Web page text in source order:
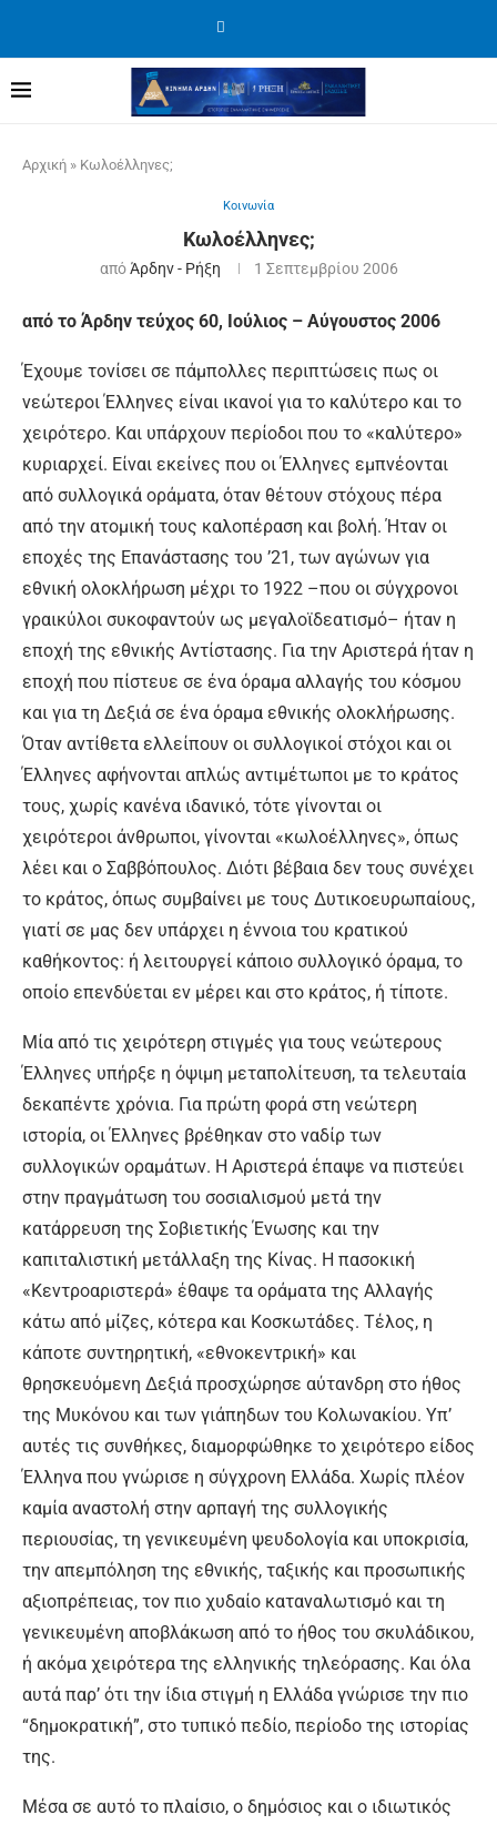
Αρχική » Κωλοέλληνες;
Κοινωνία
Κωλοέλληνες;
απόΆρδην - Ρήξη 1 Σεπτεμβρίου 2006
από το Άρδην τεύχος 60, Ιούλιος – Αύγουστος 2006
Έχουμε τονίσει σε πάμπολλες περιπτώσεις πως οι
νεώτεροι Έλληνες είναι ικανοί για το καλύτερο και το
χειρότερο. Και υπάρχουν περίοδοι που το «καλύτερο»
κυριαρχεί. Είναι εκείνες που οι Έλληνες εμπνέονται
από συλλογικά οράματα, όταν θέτουν στόχους πέρα
από την ατομική τους καλοπέραση και βολή. Ήταν οι
εποχές της Επανάστασης του ’21, των αγώνων για
εθνική ολοκλήρωση μέχρι το 1922 –που οι σύγχρονοι
γραικύλοι συκοφαντούν ως μεγαλοϊδεατισμό– ήταν η
εποχή της εθνικής Αντίστασης. Για την Αριστερά ήταν η
εποχή που πίστευε σε ένα όραμα αλλαγής του κόσμου
και για τη Δεξιά σε ένα όραμα εθνικής ολοκλήρωσης.
Όταν αντίθετα ελλείπουν οι συλλογικοί στόχοι και οι
Έλληνες αφήνονται απλώς αντιμέτωποι με το κράτος
τους, χωρίς κανένα ιδανικό, τότε γίνονται οι
χειρότεροι άνθρωποι, γίνονται «κωλοέλληνες», όπως
λέει και ο Σαββόπουλος. Διότι βέβαια δεν τους συνέχει
το κράτος, όπως συμβαίνει με τους Δυτικοευρωπαίους,
γιατί σε μας δεν υπάρχει η έννοια του κρατικού
καθήκοντος: ή λειτουργεί κάποιο συλλογικό όραμα, το
οποίο επενδύεται εν μέρει και στο κράτος, ή τίποτε.
Μία από τις χειρότερη στιγμές για τους νεώτερους
Έλληνες υπήρξε η όψιμη μεταπολίτευση, τα τελευταία
δεκαπέντε χρόνια. Για πρώτη φορά στη νεώτερη
ιστορία, οι Έλληνες βρέθηκαν στο ναδίρ των
συλλογικών οραμάτων. Η Αριστερά έπαψε να πιστεύει
στην πραγμάτωση του σοσιαλισμού μετά την
κατάρρευση της Σοβιετικής Ένωσης και την
καπιταλιστική μετάλλαξη της Κίνας. Η πασοκική
«Κεντροαριστερά» έθαψε τα οράματα της Αλλαγής
κάτω από μίζες, κότερα και Κοσκωτάδες. Τέλος, η
κάποτε συντηρητική, «εθνοκεντρική» και
θρησκευόμενη Δεξιά προσχώρησε αύτανδρη στο ήθος
της Μυκόνου και των γιάπηδων του Κολωνακίου. Υπ’
αυτές τις συνθήκες, διαμορφώθηκε το χειρότερο είδος
Έλληνα που γνώρισε η σύγχρονη Ελλάδα. Χωρίς πλέον
καμία αναστολή στην αρπαγή της συλλογικής
περιουσίας, τη γενικευμένη ψευδολογία και υποκρισία,
την απεμπόληση της εθνικής, ταξικής και προσωπικής
αξιοπρέπειας, τον πιο χυδαίο καταναλωτισμό και τη
γενικευμένη αποβλάκωση από το ήθος του σκυλάδικου,
ή ακόμα χειρότερα της ελληνικής τηλεόρασης. Και όλα
αυτά παρ’ ότι την ίδια στιγμή η Ελλάδα γνώρισε την πιο
“δημοκρατική”, στο τυπικό πεδίο, περίοδο της ιστορίας
της.
Μέσα σε αυτό το πλαίσιο, ο δημόσιος και ο ιδιωτικός